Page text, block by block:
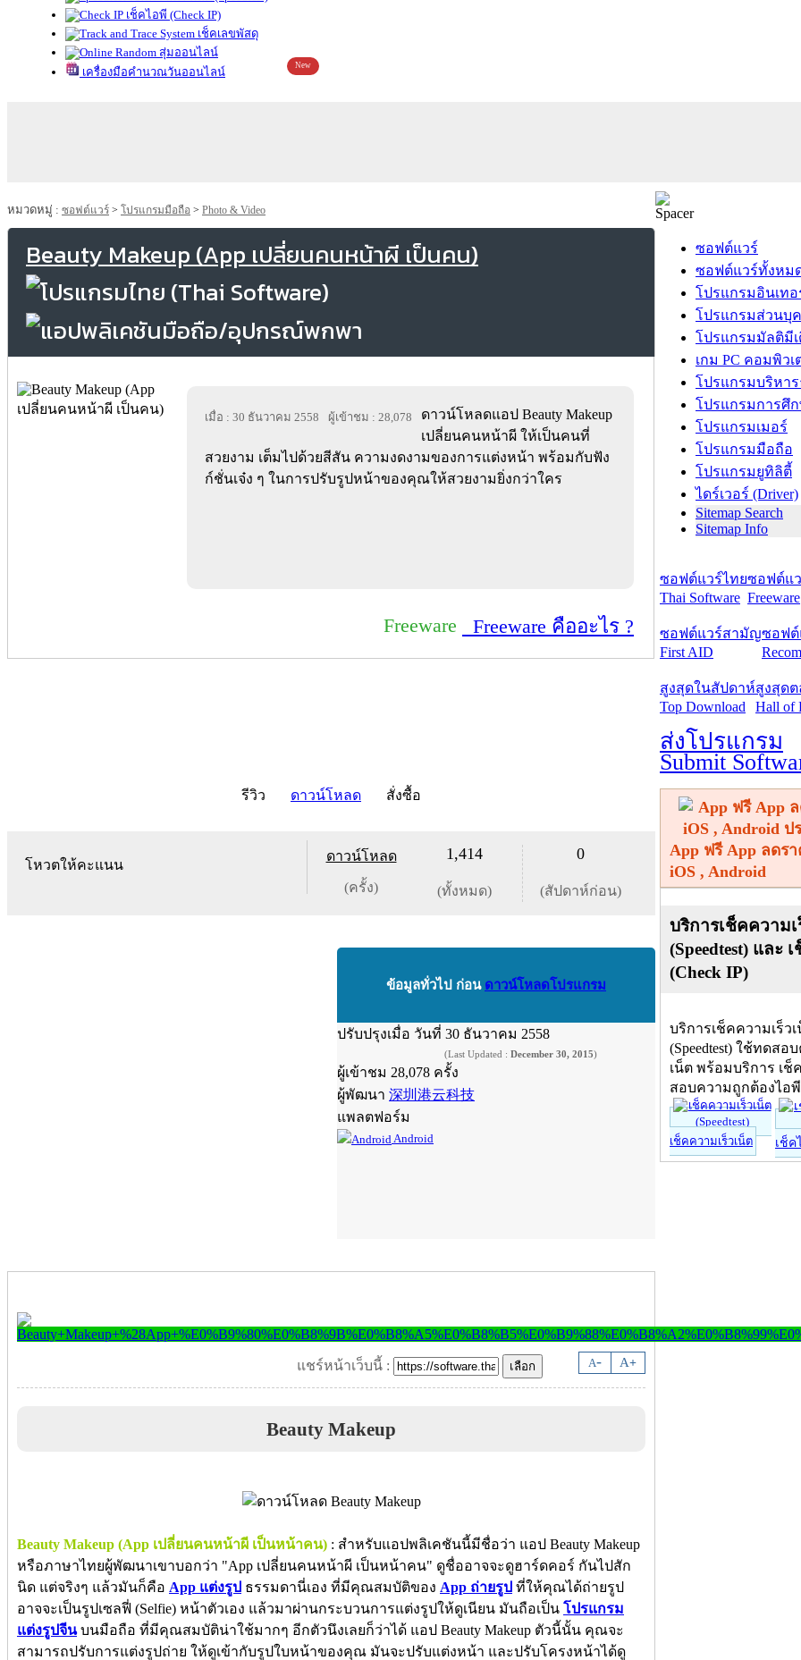
เช็คไอพี (Check IP)
เช็คเลขพัสดุ
สุ่มออนไลน์
เครื่องมือคำนวณวันออนไลน์
New
หมวดหมู่ : ซอฟต์แวร์ > โปรแกรมมือถือ > Photo & Video
Beauty Makeup (App เปลี่ยนคนหน้าผี เป็นคน)
เมื่อ : 30 ธันวาคม 2558 ผู้เข้าชม : 28,078
ดาวน์โหลดแอป Beauty Makeup
เปลี่ยนคนหน้าผี ให้เป็นคนที่
สวยงาม เต็มไปด้วยสีสัน ความงดงามของการแต่งหน้า พร้อมกับฟัง
ก์ชั่นเจ๋ง ๆ ในการปรับรูปหน้าของคุณให้สวยงามยิ่งกว่าใคร
Freeware Freeware คืออะไร ?
รีวิว ดาวน์โหลด สั่งซื้อ
โหวตให้คะแนน
ดาวน์โหลด
(ครั้ง)
1,414
(ทั้งหมด)
0
(สัปดาห์ก่อน)
ข้อมูลทั่วไป ก่อน ดาวน์โหลดโปรแกรม
ปรับปรุงเมื่อ วันที่ 30 ธันวาคม 2558
(Last Updated : December 30, 2015)
ผู้เข้าชม 28,078 ครั้ง
ผู้พัฒนา 深圳港云科技
แพลตฟอร์ม
Android
A- A+
แชร์หน้าเว็บนี้ :
Beauty Makeup
Beauty Makeup (App เปลี่ยนคนหน้าผี เป็นหน้าคน) : สำหรับแอปพลิเคชันนี้มีชื่อว่า แอป Beauty Makeup
หรือภาษาไทยผู้พัฒนาเขาบอกว่า "App เปลี่ยนคนหน้าผี เป็นหน้าคน" ดูชื่ออาจจะดูฮาร์ดคอร์ กันไปสัก
นิด แต่จริงๆ แล้วมันก็คือ App แต่งรูป ธรรมดานี่เอง ที่มีคุณสมบัติของ App ถ่ายรูป ที่ให้คุณได้ถ่ายรูป
อาจจะเป็นรูปเซลฟี่ (Selfie) หน้าตัวเอง แล้วมาผ่านกระบวนการแต่งรูปให้ดูเนียน มันถือเป็น โปรแกรม
แต่งรูปจีนบนมือถือ ที่มีคุณสมบัติน่าใช้มากๆ อีกตัวนึงเลยก็ว่าได้ แอป Beauty Makeup ตัวนี้นั้น คุณจะ
สามารถปรับการแต่งรูปถ่าย ให้ดูเข้ากับรูปใบหน้าของคุณ มันจะปรับแต่งหน้า และปรับโครงหน้าได้ดู
ซอฟต์แวร์
ซอฟต์แวร์ทั้งหม
โปรแกรมอินเทอ
โปรแกรมส่วนบุ
โปรแกรมมัลติมีเ
เกม PC คอมพิวเ
โปรแกรมบริหา
โปรแกรมการศึ
โปรแกรมเมอร์
โปรแกรมมือถือ
โปรแกรมยูทิลิตี้
ไดร์เวอร์ (Driver)
Sitemap Search
Sitemap Info
ซอฟต์แวร์ไทย
Thai Software
ซอฟต์แ
Freeware
ซอฟต์แวร์สามัญ
First AID
ซอฟต์
สูงสุดในสัปดาห์
Top Download
สูงสุด
Hall of
ส่งโปรแกรม
Submit
App ฟรี App ลดร
iOS , Android
บริการเช็คความเ
(Speedtest) และ
(Check IP)
บริการเช็คความเร็ว
(Speedtest) ใช้ทดสอ
เน็ต พร้อมบริการ เช็
สอบความถูกต้องไอ
เช็คความเร็วเน็ต เช็ค